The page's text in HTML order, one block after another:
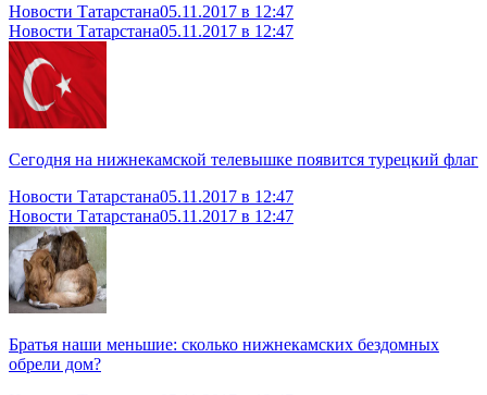
Новости Татарстана05.11.2017 в 12:47
Новости Татарстана05.11.2017 в 12:47
Сегодня на нижнекамской телевышке появится турецкий флаг
Новости Татарстана05.11.2017 в 12:47
Новости Татарстана05.11.2017 в 12:47
Братья наши меньшие: сколько нижнекамских бездомных
обрели дом?